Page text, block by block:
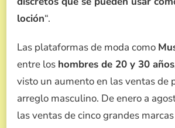
loción“.
Las plataformas de moda como
entre los hombres de 20 y 30 años
visto un aumento en las ventas de
arreglo masculino. De enero a
las ventas de cinco grandes